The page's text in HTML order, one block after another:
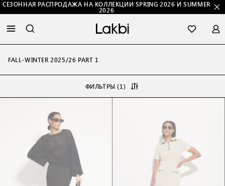
СЕЗОННАЯ РАСПРОДАЖА НА КОЛЛЕКЦИИ SPRING 2026 И SUMMER
2026
FALL-WINTER 2025/26 PART 1
ФИЛЬТРЫ (1)